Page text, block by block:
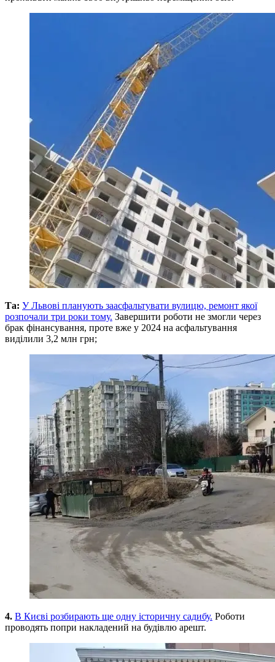
Та: У Львові планують заасфальтувати вулицю, ремонт якої
розпочали три роки тому. Завершити роботи не змогли через
брак фінансування, проте вже у 2024 на асфальтування
виділили 3,2 млн грн;
4. В Києві розбирають ще одну історичну садибу. Роботи
проводять попри накладений на будівлю арешт.